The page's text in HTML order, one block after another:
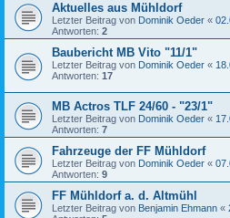
Aktuelles aus Mühldorf
Letzter Beitrag von Dominik Oeder «
Antworten: 2
Baubericht MB Vito "11/1"
Letzter Beitrag von Dominik Oeder «
Antworten: 17
MB Actros TLF 24/60 - "23/1"
Letzter Beitrag von Dominik Oeder «
Antworten: 7
Fahrzeuge der FF Mühldorf
Letzter Beitrag von Dominik Oeder «
Antworten: 9
FF Mühldorf a. d. Altmühl
Letzter Beitrag von Benjamin Ehmann «